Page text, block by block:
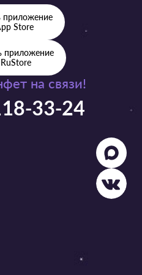
на связи!
33-24
приложение
Store
приложение